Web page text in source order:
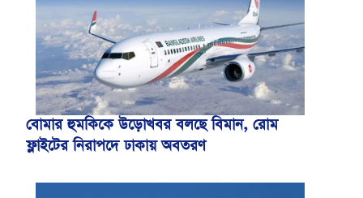
বোমার হুমকিকে উড়োখবর বলছে বিমান, রোম
ফ্লাইটের নিরাপদে ঢাকায় অবতরণ